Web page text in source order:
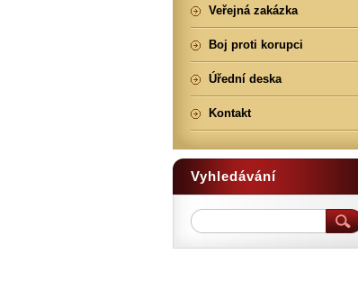
Veřejná zakázka
Boj proti korupci
Úřední deska
Kontakt
Vyhledávání